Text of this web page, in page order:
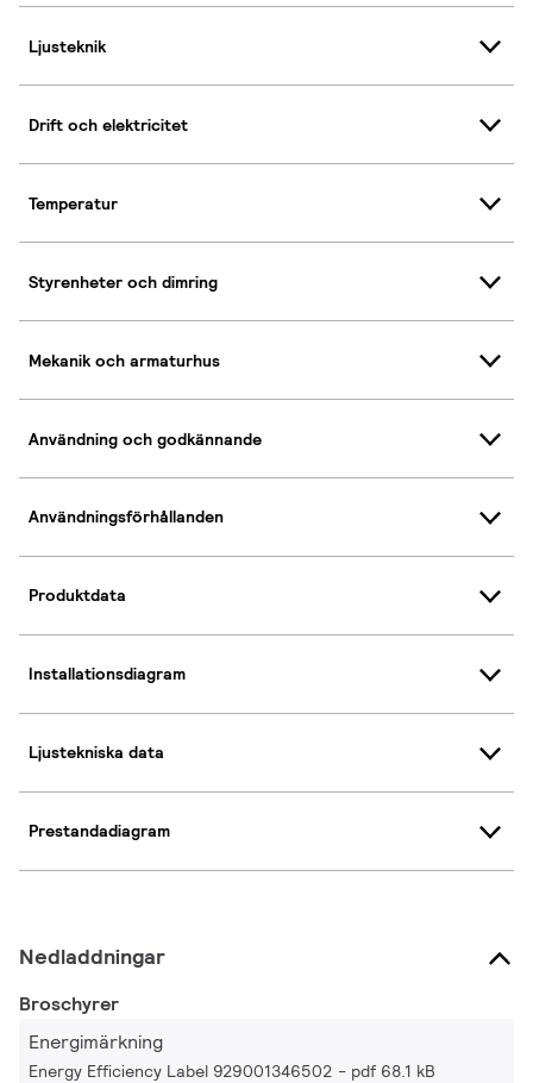
Ljusteknik
Drift och elektricitet
Temperatur
Styrenheter och dimring
Mekanik och armaturhus
Användning och godkännande
Användningsförhållanden
Produktdata
Installationsdiagram
Ljustekniska data
Prestandadiagram
Nedladdningar
Broschyrer
Energimärkning
Energy Efficiency Label 929001346502 pdf 68.1 kB